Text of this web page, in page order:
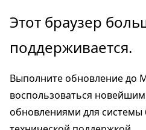
Пропустить
перейти
основному
содержимому
Этот браузер
поддерживается.
Выполните обновление до
воспользоваться
обновлениями для системы